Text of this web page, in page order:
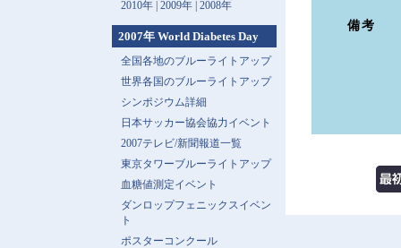
備考
2010年 | 2009年 | 2008年
2007年 World Diabetes Day
全国各地のブルーライトアップ
世界各国のブルーライトアップ
シンポジウム詳細
日本サッカー協会協力イベント
2007テレビ/新聞報道一覧
東京タワーブルーライトアップ
血糖値測定イベント
ダンロップフェニックスイベン
ト
ポスターコンクール